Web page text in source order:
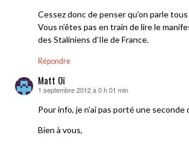
Cessez donc de penser qu’on parle
Vous n’êtes pas en train de lire le
des Staliniens d’Ile de France.
Répondre
Matt Oï
dit :
1 septembre 2012 à 0 h 01 min
Pour info, je n’ai pas porté une seconde
Bien à vous,